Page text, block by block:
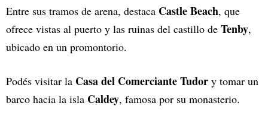
Entre sus tramos de arena, destaca Castle Beach, que
ofrece vistas al puerto y las ruinas del castillo de Tenby,
ubicado en un promontorio.
Podés visitar la Casa del Comerciante Tudor y tomar un
barco hacia la isla Caldey, famosa por su monasterio.